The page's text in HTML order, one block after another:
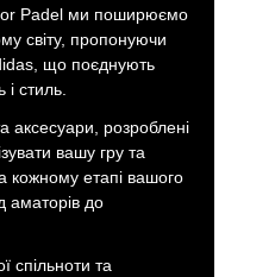
Padel ми поширюємо
світу, пропонуючи
що поєднують
і стиль.
аксесуари, розроблені
вашу гру та
кожному етапі вашого
аматорів до
спільноти та